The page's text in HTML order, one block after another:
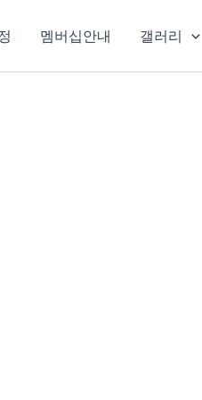
멤버십안내 갤러리